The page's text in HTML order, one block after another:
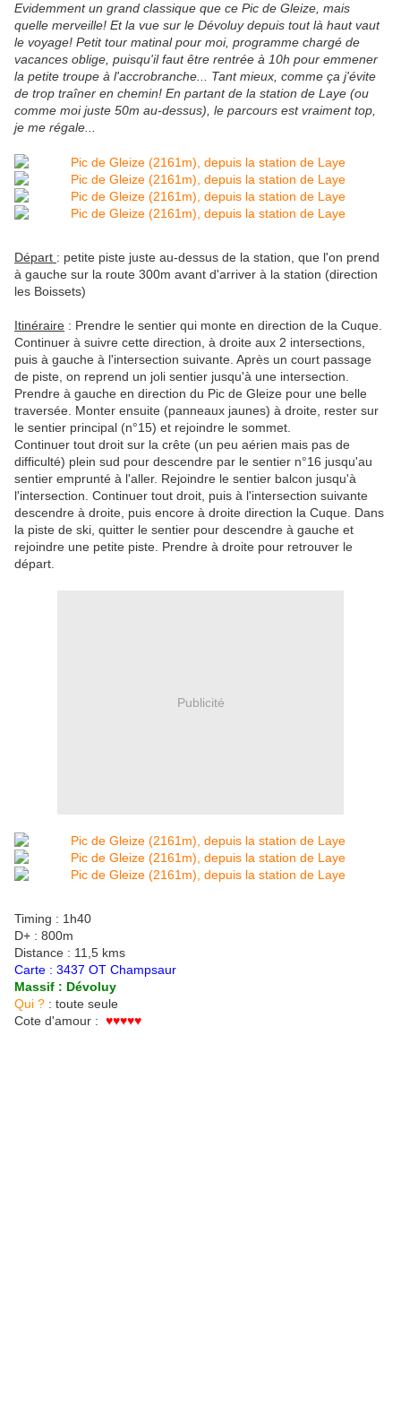
Evidemment un grand classique que ce Pic de Gleize, mais
quelle merveille! Et la vue sur le Dévoluy depuis tout là haut vaut
le voyage! Petit tour matinal pour moi, programme chargé de
vacances oblige, puisqu'il faut être rentrée à 10h pour emmener
la petite troupe à l'accrobranche... Tant mieux, comme ça j'évite
de trop traîner en chemin! En partant de la station de Laye (ou
comme moi juste 50m au-dessus), le parcours est vraiment top,
je me régale...
Départ : petite piste juste au-dessus de la station, que l'on prend
à gauche sur la route 300m avant d'arriver à la station (direction
les Boissets)
Itinéraire : Prendre le sentier qui monte en direction de la Cuque.
Continuer à suivre cette direction, à droite aux 2 intersections,
puis à gauche à l'intersection suivante. Après un court passage
de piste, on reprend un joli sentier jusqu'à une intersection.
Prendre à gauche en direction du Pic de Gleize pour une belle
traversée. Monter ensuite (panneaux jaunes) à droite, rester sur
le sentier principal (n°15) et rejoindre le sommet.
Continuer tout droit sur la crête (un peu aérien mais pas de
difficulté) plein sud pour descendre par le sentier n°16 jusqu'au
sentier emprunté à l'aller. Rejoindre le sentier balcon jusqu'à
l'intersection. Continuer tout droit, puis à l'intersection suivante
descendre à droite, puis encore à droite direction la Cuque. Dans
la piste de ski, quitter le sentier pour descendre à gauche et
rejoindre une petite piste. Prendre à droite pour retrouver le
départ.
Publicité
Timing : 1h40
D+ : 800m
Distance : 11,5 kms
Carte : 3437 OT Champsaur
Massif : Dévoluy
Qui ? : toute seule
Cote d'amour : ♥♥♥♥♥